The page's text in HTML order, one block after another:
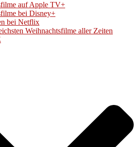
auf Apple TV+
bei Disney+
bei Netflix
Weihnachtsfilme aller Zeiten